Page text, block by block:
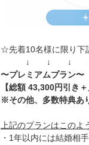
☆先着10名様に限り下
↓ ↓ ↓
〜プレミアムプラン〜
【総額 43,300円引き
※その他、多数特典あ
上記のプランはこのよ
・1年以内には結婚相